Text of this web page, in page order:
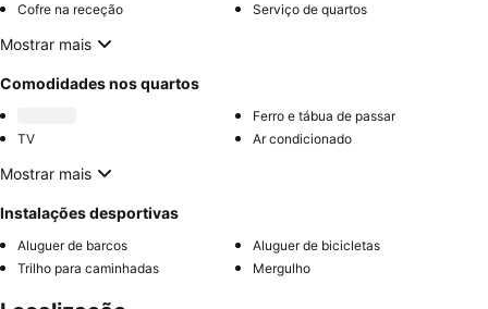
Cofre na receção
Serviço de quartos
Mostrar mais
Comodidades nos quartos
Ferro e tábua de passar
TV
Ar condicionado
Mostrar mais
Instalações desportivas
Aluguer de barcos
Aluguer de bicicletas
Trilho para caminhadas
Mergulho